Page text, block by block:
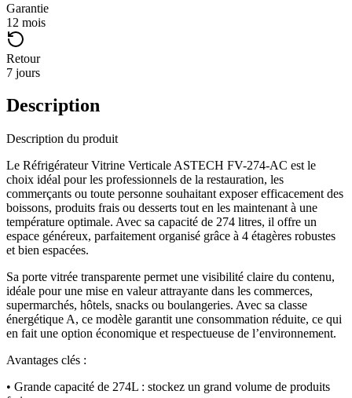
Garantie
12 mois
Retour
7 jours
Description
Description du produit
Le Réfrigérateur Vitrine Verticale ASTECH FV-274-AC est le
choix idéal pour les professionnels de la restauration, les
commerçants ou toute personne souhaitant exposer efficacement des
boissons, produits frais ou desserts tout en les maintenant à une
température optimale. Avec sa capacité de 274 litres, il offre un
espace généreux, parfaitement organisé grâce à 4 étagères robustes
et bien espacées.
Sa porte vitrée transparente permet une visibilité claire du contenu,
idéale pour une mise en valeur attrayante dans les commerces,
supermarchés, hôtels, snacks ou boulangeries. Avec sa classe
énergétique A, ce modèle garantit une consommation réduite, ce qui
en fait une option économique et respectueuse de l’environnement.
Avantages clés :
• Grande capacité de 274L : stockez un grand volume de produits